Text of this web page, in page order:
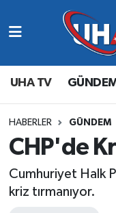
UHA TV
HABERLER GÜNDEM
CHP'de
Cumhuriyet Halk
kriz tırmanıyor.
Abone Ol
Gündem
Ekonomi
Magazin
Siyaset
Nöbetçi
Hava Durumu
Namaz
Trafik Durumu
Süper Lig